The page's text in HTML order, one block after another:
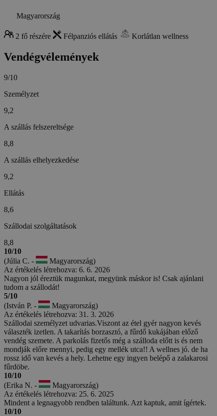
Magyarország
2 fő részére Félpanziós ellátás Korlátlan wellness
Vendégvélemények
9/10
Személyzet
9,2
A szállás felszereltsége
8,8
A szállás elhelyezkedése
9,2
Ellátás
8,6
Szállodai szolgáltatások
8,8
10/10
(Júlia C. -
Magyarország)
Az értékelés létrehozva: 6. 6. 2026
Nagyon jól éreztük magunkat, megyünk máskor is! Csak ajánlani
tudom a szállodát!
5/10
(István P. -
Magyarország)
Az értékelés létrehozva: 31. 3. 2026
Szállodai személyzet udvarias.Viszont az étel gyér nagyon kevés
választék izetlen. A takarítás borzasztó, a fűrdő kukájában előző
vendég szemete. A parkolás fizetős még a szálloda előtt is és nem
mondják előre mennyi, pedig egy mellék utca!! A wellnes jó. de ha
rossz idő van kevés a hely. Lehetne egy ingyen belépő a zalakarosi
fűrdöbe.
10/10
(Erika N. -
Magyarország)
Az értékelés létrehozva: 25. 6. 2025
Mindent a legnagyobb rendben találtunk. Azt kaptuk, amit ígértek.
10/10